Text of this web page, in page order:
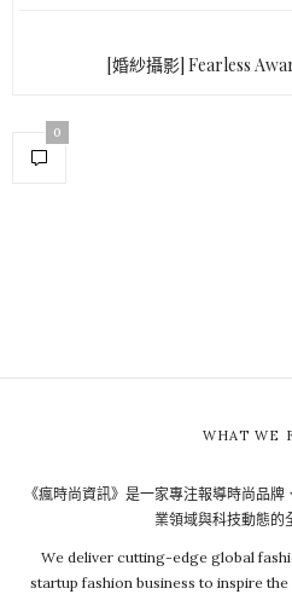
[婚紗攝影] Fearless
0
WHAT WE
《瘋時尚資訊》是一家專注報導時尚品
業領域與科技動態的
We deliver cutting-edge global
startup fashion business to inspire